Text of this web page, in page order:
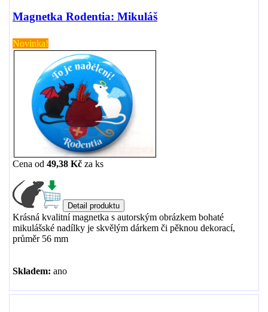
Magnetka Rodentia: Mikuláš
Novinka!
Cena od 49,38 Kč za ks
Krásná kvalitní magnetka s autorským obrázkem bohaté
mikulášské nadílky je skvělým dárkem či pěknou dekorací,
průměr 56 mm
Skladem: ano